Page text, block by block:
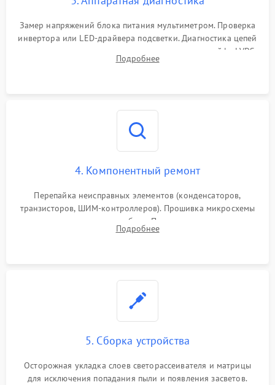
Поломка системы защиты
Замер напряжений блока питания мультиметром. Проверка
инвертора или LED-драйвера подсветки. Диагностика цепей
питания скалера и тестирование сигналов на шлейфе LVDS
Подробнее
4. Компонентный ремонт
Перепайка неисправных элементов (конденсаторов,
транзисторов, ШИМ-контроллеров). Прошивка микросхемы
памяти при программных сбоях. При поломке подсветки —
разборка матрицы и замена выгоревших светодиодов.
Подробнее
5. Сборка устройства
Осторожная укладка слоев светорассеивателя и матрицы
для исключения попадания пыли и появления засветов.